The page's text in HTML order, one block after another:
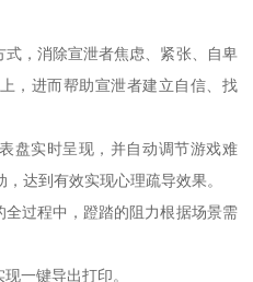
，消除宣泄者焦虑、紧张、自卑
，进而帮助宣泄者建立自信、找
盘实时呈现，并自动调节游戏难
达到有效实现心理疏导效果。
过程中，蹬踏的阻力根据场景需
一键导出打印。